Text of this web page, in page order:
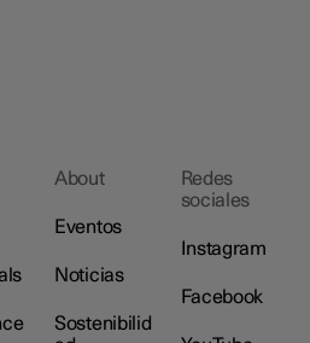
About
Eventos
Noticias
Sostenibilid
Redes
sociales
Instagram
Facebook